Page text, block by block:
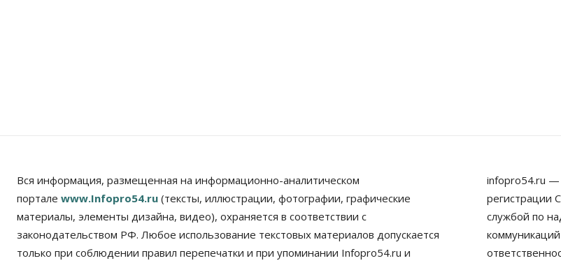
Вся информация, размещенная на информационно-аналитическом
портале www.Infopro54.ru (тексты, иллюстрации, фотографии, графические
материалы, элементы дизайна, видео), охраняется в соответствии с
законодательством РФ. Любое использование текстовых материалов допускается
только при соблюдении правил перепечатки и при упоминании Infopro54.ru и
infopro54.ru —
регистрации
службой по